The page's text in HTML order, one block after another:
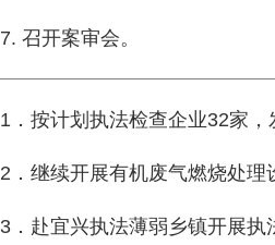
7. 召开案审会。
1．按计划执法检查企业32家，
2．继续开展有机废气燃烧处理
3．赴宜兴执法薄弱乡镇开展执